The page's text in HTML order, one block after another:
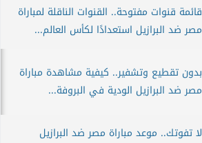
قائمة قنوات مفتوحة.. القنوات الناقلة لمباراة
مصر ضد البرازيل استعدادًا لكأس العالم...
بدون تقطيع وتشفير.. كيفية مشاهدة مباراة
مصر ضد البرازيل الودية في البروفة...
لا تفوتك.. موعد مباراة مصر ضد البرازيل